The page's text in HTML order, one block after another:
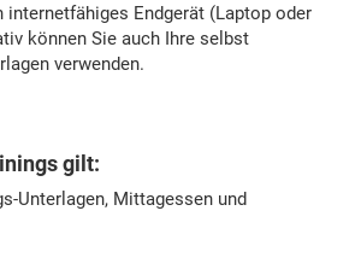
internetfähiges Endgerät (Laptop oder
können Sie auch Ihre selbst
verwenden.
gilt:
Unterlagen, Mittagessen und